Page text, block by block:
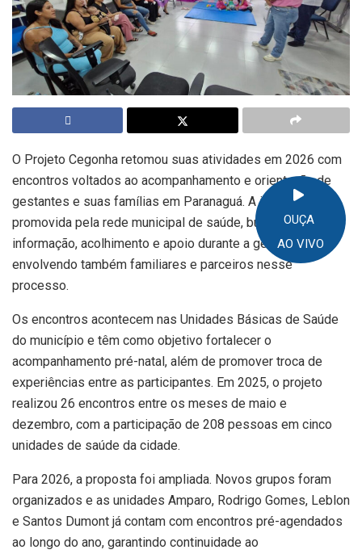
OUÇA
AO VIVO
O Projeto Cegonha retomou suas atividades em 2026 com
encontros voltados ao acompanhamento e orientação de
gestantes e suas famílias em Paranaguá. A iniciativa,
promovida pela rede municipal de saúde, busca oferecer
informação, acolhimento e apoio durante a gestação,
envolvendo também familiares e parceiros nesse
processo.
Os encontros acontecem nas Unidades Básicas de Saúde
do município e têm como objetivo fortalecer o
acompanhamento pré-natal, além de promover troca de
experiências entre as participantes. Em 2025, o projeto
realizou 26 encontros entre os meses de maio e
dezembro, com a participação de 208 pessoas em cinco
unidades de saúde da cidade.
Para 2026, a proposta foi ampliada. Novos grupos foram
organizados e as unidades Amparo, Rodrigo Gomes, Leblon
e Santos Dumont já contam com encontros pré-agendados
ao longo do ano, garantindo continuidade ao